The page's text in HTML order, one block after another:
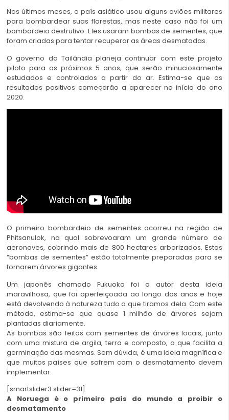
Nos últimos meses, o país asiático usou alguns aviões militares
para bombardear suas florestas, mas neste caso não foi um
bombardeio destrutivo. Eles usaram bombas de sementes, que
foram criadas para tentar recuperar as áreas desmatadas.
O governo da Tailândia planeja continuar com este projeto
piloto para os próximos 5 anos, que serão minuciosamente
estudados e controlados a partir do ar. Estima-se que os
resultados positivos começarão a aparecer no início do ano
2020.
O primeiro bombardeio de sementes ocorreu na região de
Phitsanulok, na qual sobrevoaram um grande número de
aeronaves, cobrindo mais de 800 hectares arborizados. Estas
“bombas de sementes” estão totalmente preparadas para se
tornarem árvores gigantes.
Um japonês chamado Fukuoka foi o autor desta ideia
maravilhosa, que foi aperfeiçoada ao longo dos anos e hoje
está devolvendo à natureza tudo o que tiramos dela. Com este
método, estima-se que quase 1 milhão de árvores sejam
plantadas diariamente.
As bombas são feitas com sementes de árvores locais, junto
com uma mistura de argila, terra e composto, o que facilita a
germinação das mesmas. Sem dúvida, é uma ideia magnífica e
que muitos países que sofrem com o desmatamento devem
implementar.
[smartslider3 slider=31]
A Noruega é o primeiro país do mundo a proibir o
desmatamento